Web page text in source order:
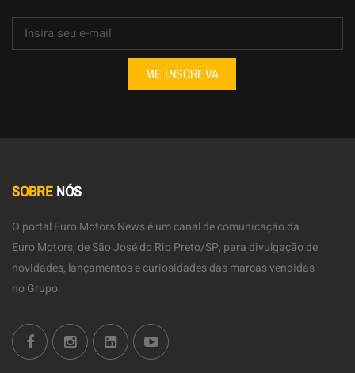
ME INSCREVA
SOBRE NÓS
O portal Euro Motors News é um canal de comunicação da
Euro Motors, de São José do Rio Preto/SP, para divulgação de
novidades, lançamentos e curiosidades das marcas vendidas
no Grupo.